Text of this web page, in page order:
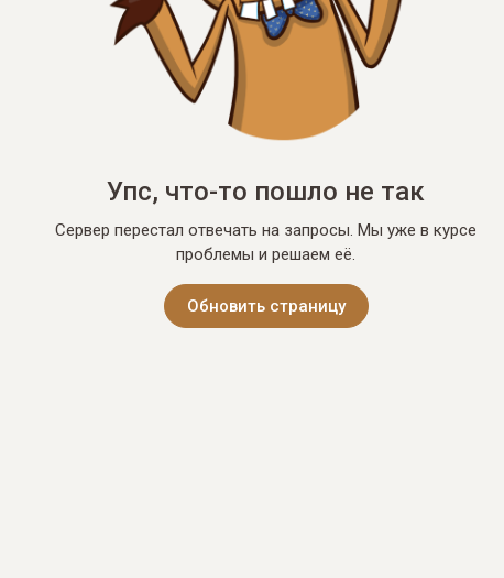
Упс, что-то пошло не так
Сервер перестал отвечать на запросы. Мы уже в курсе
проблемы и решаем её.
Обновить страницу